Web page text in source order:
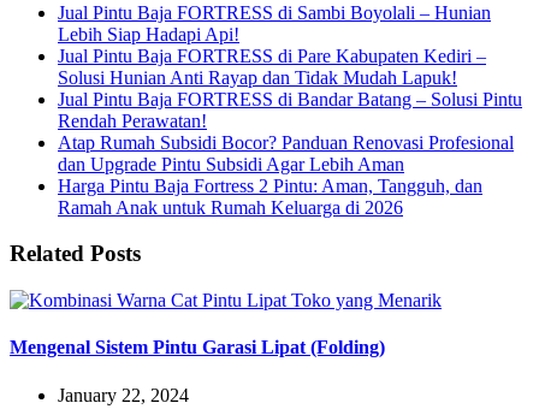
Jual Pintu Baja FORTRESS di Sambi Boyolali – Hunian
Lebih Siap Hadapi Api!
Jual Pintu Baja FORTRESS di Pare Kabupaten Kediri –
Solusi Hunian Anti Rayap dan Tidak Mudah Lapuk!
Jual Pintu Baja FORTRESS di Bandar Batang – Solusi Pintu
Rendah Perawatan!
Atap Rumah Subsidi Bocor? Panduan Renovasi Profesional
dan Upgrade Pintu Subsidi Agar Lebih Aman
Harga Pintu Baja Fortress 2 Pintu: Aman, Tangguh, dan
Ramah Anak untuk Rumah Keluarga di 2026
Related Posts
Mengenal Sistem Pintu Garasi Lipat (Folding)
January 22, 2024